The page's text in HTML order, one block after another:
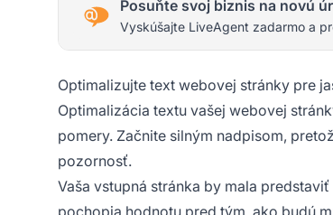
Posuňte svoj biznis na novú
Vyskúšajte LiveAgent zadarmo a
Optimalizujte text webovej stránky pre
Optimalizácia textu vašej webovej
pomery. Začnite silným nadpisom,
pozornosť.
Vaša vstupná stránka by mala